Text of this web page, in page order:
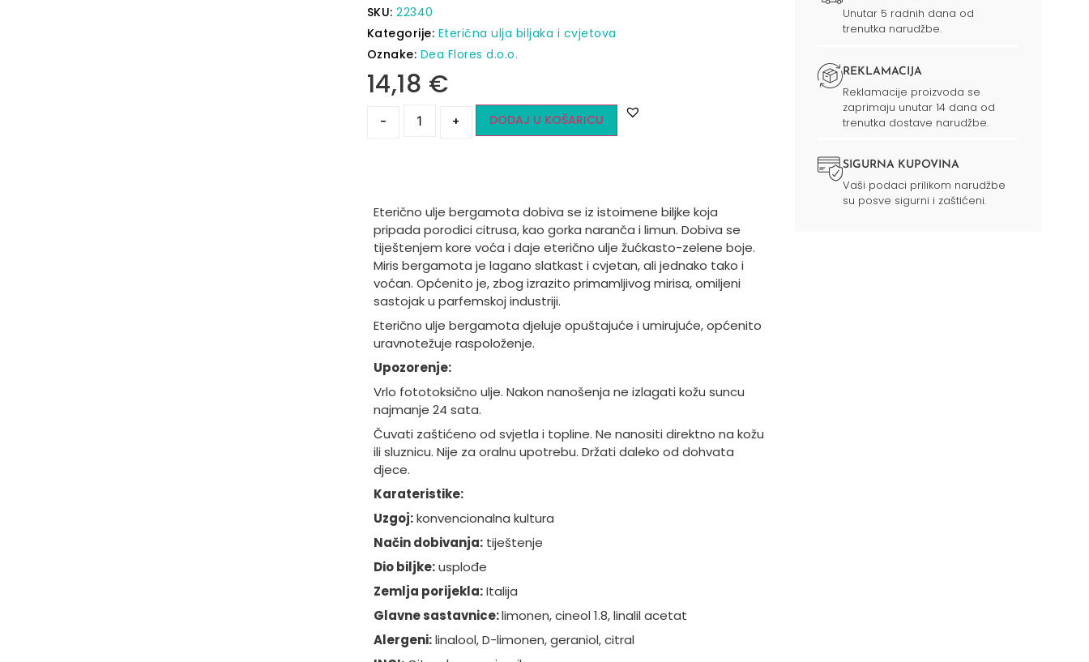
SKU: 22340
Kategorije: Eterična ulja biljaka i cvjetova
Oznake: Dea Flores d.o.o.
14,18 €
- + DODAJ U KOŠARICU
Eterično ulje bergamota dobiva se iz istoimene biljke koja
pripada porodici citrusa, kao gorka naranča i limun. Dobiva se
tiještenjem kore voća i daje eterično ulje žućkasto-zelene boje.
Miris bergamota je lagano slatkast i cvjetan, ali jednako tako i
voćan. Općenito je, zbog izrazito primamljivog mirisa, omiljeni
sastojak u parfemskoj industriji.
Eterično ulje bergamota djeluje opuštajuće i umirujuće, općenito
uravnotežuje raspoloženje.
Upozorenje:
Vrlo fototoksično ulje. Nakon nanošenja ne izlagati kožu suncu
najmanje 24 sata.
Čuvati zaštićeno od svjetla i topline. Ne nanositi direktno na kožu
ili sluznicu. Nije za oralnu upotrebu. Držati daleko od dohvata
djece.
Karateristike:
Uzgoj:konvencionalna kultura
Način dobivanja:tiještenje
Dio biljke:usplođe
Zemlja porijekla:Italija
Glavne sastavnice:limonen, cineol 1.8, linalil acetat
Alergeni:linalool, D-limonen, geraniol, citral
Unutar 5 radnih dana od
trenutka narudžbe.
REKLAMACIJA
Reklamacije proizvoda se
zaprimaju unutar 14 dana od
trenutka dostave narudžbe.
SIGURNA KUPOVINA
Vaši podaci prilikom narudžbe
su posve sigurni i zaštićeni.